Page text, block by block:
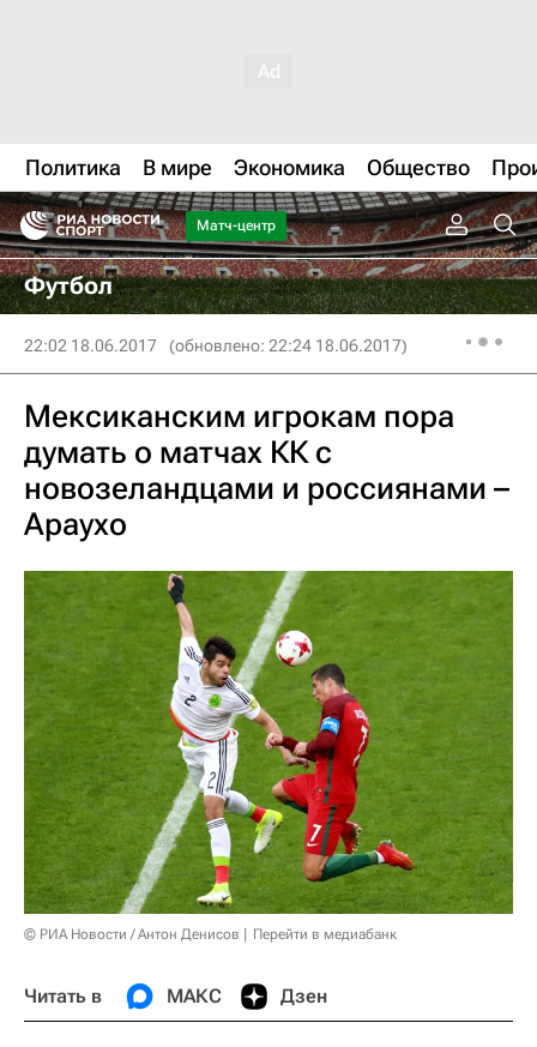
Политика В мире Экономика Общество
Матч-центр
Футбол
22:02 18.06.2017 (обновлено: 22:24 18.06.2017)
Мексиканским игрокам пора
думать о матчах КК с
новозеландцами и россиянами –
Араухо
© РИА Новости / Антон Денисов Перейти в медиабанк
Читать в МАКС Дзен